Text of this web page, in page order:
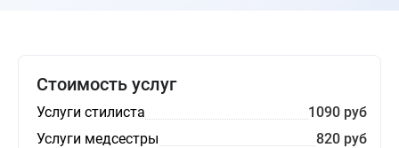
Стоимость услуг
Услуги стилиста
1090 руб
Услуги медсестры
820 руб